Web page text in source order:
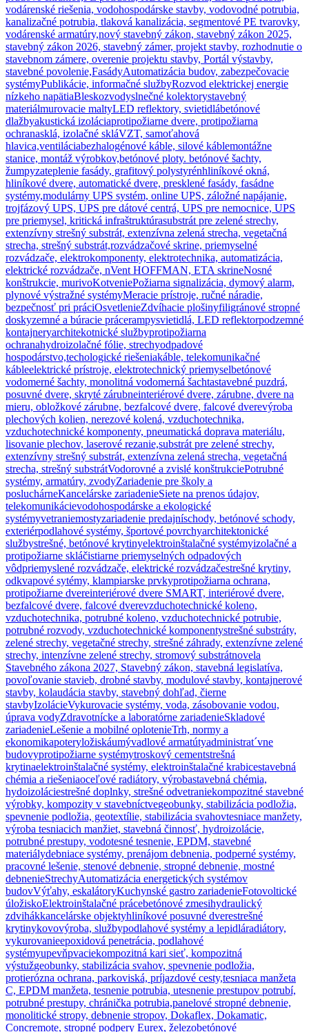
vodárenské riešenia, vodohospodárske stavby, vodovodné potrubia,
kanalizačné potrubia, tlaková kanalizácia, segmentové PE tvarovky,
vodárenské armatúry,nový stavebný zákon, stavebný zákon 2025,
stavebný zákon 2026, stavebný zámer, projekt stavby, rozhodnutie o
stavebnom zámere, overenie projektu stavby, Portál výstavby,
stavebné povolenie,FasádyAutomatizácia budov, zabezpečovacie
systémyPublikácie, informačné službyRozvod elektrickej energie
nízkeho napätiaBleskozvodyslnečné kolektorystavebný
materiálmurovacie maltyLED reflektory, svietidlábetónové
dlažbyakustická izoláciaprotipožiarne dvere, protipožiarna
ochranasklá, izolačné skláVZT, samoťahová
hlavica,ventiláciabezhalogénové káble, silové káblemontážne
stanice, montáž výrobkov,betónové ploty. betónové šachty,
žumpyzateplenie fasády, grafitový polystyrénhliníkové okná,
hliníkové dvere, automatické dvere, presklené fasády, fasádne
systémy,modulárny UPS systém, online UPS, záložné napájanie,
trojfázový UPS, UPS pre dátové centrá, UPS pre nemocnice, UPS
pre priemysel, kritická infraštruktúrasubstrát pre zelené strechy,
extenzívny strešný substrát, extenzívna zelená strecha, vegetačná
strecha, strešný substrát,rozvádzačové skrine, priemyselné
rozvádzače, elektrokomponenty, elektrotechnika, automatizácia,
elektrické rozvádzače, nVent HOFFMAN, ETA skrineNosné
konštrukcie, murivoKotveniePožiarna signalizácia, dymový alarm,
plynové výstražné systémyMeracie prístroje, ručné náradie,
bezpečnosť pri práciOsvetlenieZdvíhacie plošinyfiligránové stropné
doskyzemné a búracie prácerampysvietidlá, LED reflektorpodzemné
kontajneryarchitekotnické službyprotipožiarna
ochranahydroizolačné fólie, strechyodpadové
hospodárstvo,techologické riešeniakáble, telekomunikačné
kábleelektrické prístroje, elektrotechnický priemyselbetónové
vodomerné šachty, monolitná vodomerná šachtastavebné puzdrá,
posuvné dvere, skryté zárubneinteriérové dvere, zárubne, dvere na
mieru, obložkové zárubne, bezfalcové dvere, falcové dverevýroba
plechových kolien, nerezové kolená, vzduchotechnika,
vzduchotechnické komponenty, pneumatická doprava materiálu,
lisovanie plechov, laserové rezanie,substrát pre zelené strechy,
extenzívny strešný substrát, extenzívna zelená strecha, vegetačná
strecha, strešný substrátVodorovné a zvislé konštrukciePotrubné
systémy, armatúry, zvodyZariadenie pre školy a
posluchárneKancelárske zariadenieSiete na prenos údajov,
telekomunikácievodohospodárske a ekologické
systémyvetraniemostyzariadenie predajníschody, betónové schody,
exteriérpodlahové systémy, športové povrchyarchitektonické
službystrešné, betónové krytinyelektroinštalačné systémyizolačné a
protipožiarne skláčistiarne priemyselných odpadových
vôdpriemyslené rozvádzače, elektrické rozvádzačestrešné krytiny,
odkvapové sytémy, klampiarske prvkyprotipožiarna ochrana,
protipožiarne dvereinteriérové dvere SMART, interiérové dvere,
bezfalcové dvere, falcové dverevzduchotechnické koleno,
vzduchotechnika, potrubné koleno, vzduchotechnické potrubie,
potrubné rozvody, vzduchotechnické komponentystrešné substráty,
zelené strechy, vegetačné strechy, strešné záhrady, extenzívne zelené
strechy, intenzívne zelené strechy, stromový substrátnovela
Stavebného zákona 2027, Stavebný zákon, stavebná legislatíva,
povoľovanie stavieb, drobné stavby, modulové stavby, kontajnerové
stavby, kolaudácia stavby, stavebný dohľad, čierne
stavbyIzolácieVykurovacie systémy, voda, zásobovanie vodou,
úprava vodyZdravotnícke a laboratórne zariadenieSkladové
zariadenieLešenie a mobilné oplotenieTrh, normy a
ekonomikapoteryložiskáumývadlové armatútyadministrat´vne
budovyprotipožiarne systémytroskový cementstrešná
krytinaelektroinštalačné systémy, elektroinštalačné krabicestavebná
chémia a riešeniaoceľové radiátory, výrobastavebná chémia,
hydoizoláciestrešné doplnky, strešné odvetraniekompozitné stavebné
výrobky, kompozity v stavebníctvegeobunky, stabilizácia podložia,
spevnenie podložia, geotextílie, stabilizácia svahovtesniace manžety,
výroba tesniacich manžiet, stavebná činnosť, hydroizolácie,
potrubné prestupy, vodotesné tesnenie, EPDM, stavebné
materiálydebniace systémy, prenájom debnenia, podperné systémy,
pracovné lešenie, stenové debnenie, stropné debnenie, mostné
debnenieStrechyAutomatizácia energetických systémov
budovVýťahy, eskalátoryKuchynské gastro zariadenieFotovoltické
úložiskoElektroinštalačné prácebetónové zmesihydraulický
zdvihákkancelárske objektyhliníkové posuvné dverestrešné
krytinykovovýroba, službypodlahové systémy a lepidláradiátory,
vykurovanieepoxidová penetrácia, podlahové
systémyupevňpvaciekompozitná kari sieť, kompozitná
výstužgeobunky, stabilizácia svahov, spevnenie podložia,
protierózna ochrana, parkoviská, príjazdové cesty,tesniaca manžeta
C, EPDM manžeta, tesnenie potrubia, utesnenie prestupov potrubí,
potrubné prestupy, chránička potrubia,panelové stropné debnenie,
monolitické stropy, debnenie stropov, Dokaflex, Dokamatic,
Concremote, stropné podpery Eurex, železobetónové